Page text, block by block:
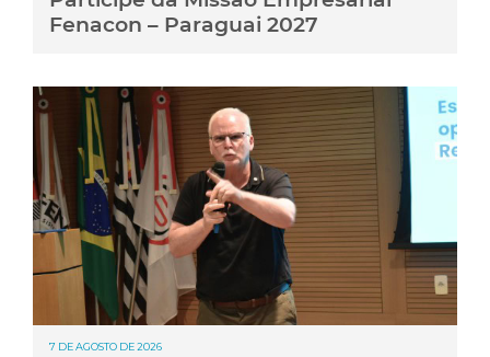
Fenacon – Paraguai 2027
7 DE AGOSTO DE 2026